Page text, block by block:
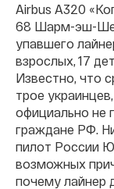
Airbus A320
68 Шарм-эш-
упавшего
взрослых, 17
Известно, что
трое
официально не
граждане РФ.
пилот России
возможных
почему лайнер